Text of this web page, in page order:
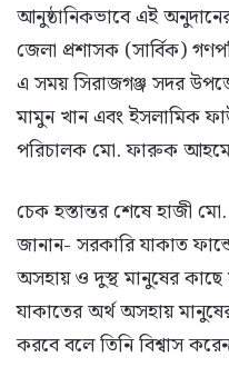
আনুষ্ঠানিকভাবে এই
জেলা প্রশাসক (সার্বিক)
এ সময় সিরাজগঞ্জ সদর
মামুন খান এবং ইসলামিক
পরিচালক মো. ফারুক
চেক হস্তান্তর শেষে হাজী
জানান- সরকারি যাকাত
অসহায় ও দুস্থ মানুষের
যাকাতের অর্থ অসহায়
করবে বলে তিনি বিশ্বাস